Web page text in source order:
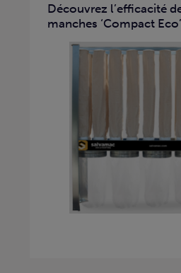
Découvrez l’efficacité
manches ‘Compact